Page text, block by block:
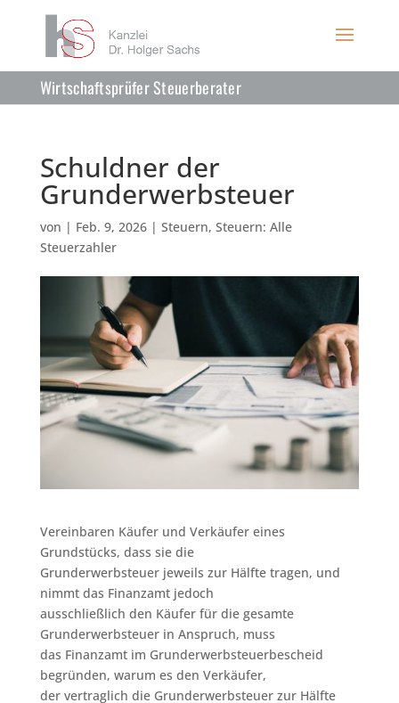
Wirtschaftsprüfer Steuerberater
Schuldner der
Grunderwerbsteuer
von | Feb. 9, 2026| Steuern, Steuern: Alle
Steuerzahler
Vereinbaren Käufer und Verkäufer eines
Grundstücks, dass sie die
Grunderwerbsteuer jeweils zur Hälfte tragen, und
nimmt das Finanzamt jedoch
ausschließlich den Käufer für die gesamte
Grunderwerbsteuer in Anspruch, muss
das Finanzamt im Grunderwerbsteuerbescheid
begründen, warum es den Verkäufer,
der vertraglich die Grunderwerbsteuer zur Hälfte